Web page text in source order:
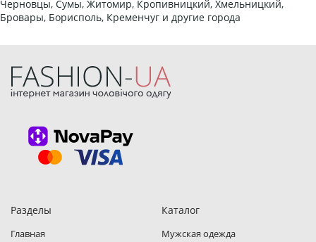
Черновцы, Сумы, Житомир, Кропивницкий, Хмельницкий,
Бровары, Борисполь, Кременчуг и другие города
Разделы
Главная
Каталог
Мужская одежда